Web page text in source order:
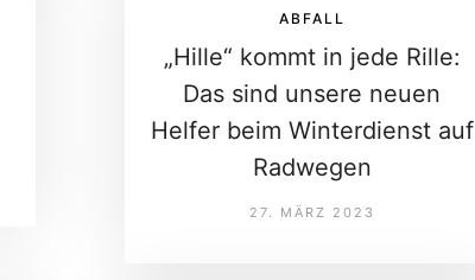
ABFALL
„Hille“ kommt in jede Rille:
Das sind unsere neuen
Helfer beim Winterdienst auf
Radwegen
27. MÄRZ 2023